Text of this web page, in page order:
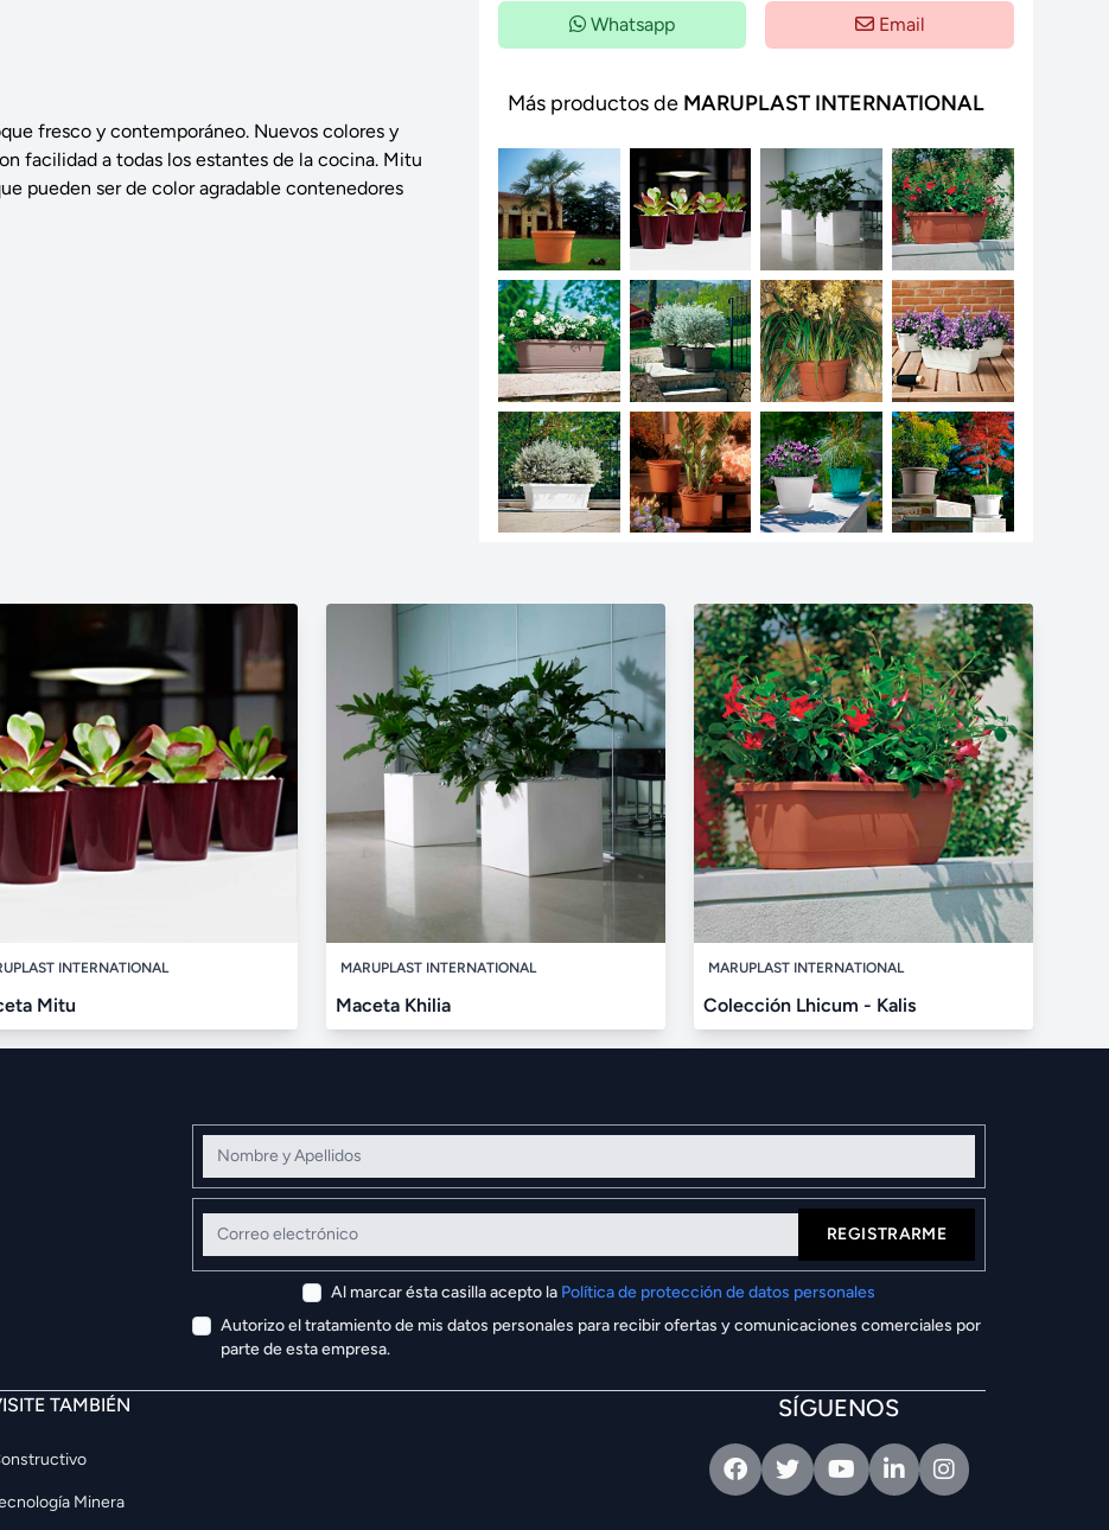
fresco y contemporáneo. Nuevos colores y
facilidad a todas los estantes de la cocina. Mitu
pueden ser de color agradable contenedores
Whatsapp Email
Más productos de MARUPLAST INTERNATIONAL
INTERNATIONAL
Mitu
MARUPLAST INTERNATIONAL
Maceta Khilia
MARUPLAST INTERNATIONAL
Colección Lhicum - Kalis
Nombre y Apellidos
Correo electrónico
REGISTRARME
Al marcar ésta casilla acepto la Política de protección de datos personales
Autorizo el tratamiento de mis datos personales para recibir ofertas y comunicaciones comerciales por
parte de esta empresa.
TAMBIÉN
Minera
SÍGUENOS
FacebookTwitterYoutubeLinkedinIntagram